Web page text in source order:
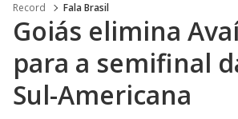
Record Fala Brasil
Goiás elimina
para a semifinal
Sul-Americana